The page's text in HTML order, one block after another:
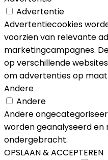
Advertentie
Advertentiecookies
voorzien van relevante
marketingcampagnes.
op verschillende
om advertenties op
Andere
Andere
Andere
worden geanalyseerd en
ondergebracht.
OPSLAAN & ACCEPTEREN